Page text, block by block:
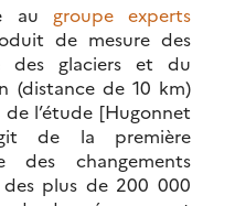
au groupe experts
de mesure des
des glaciers et du
(distance de 10 km)
l’étude [Hugonnet
de la première
des changements
des plus de 200 000